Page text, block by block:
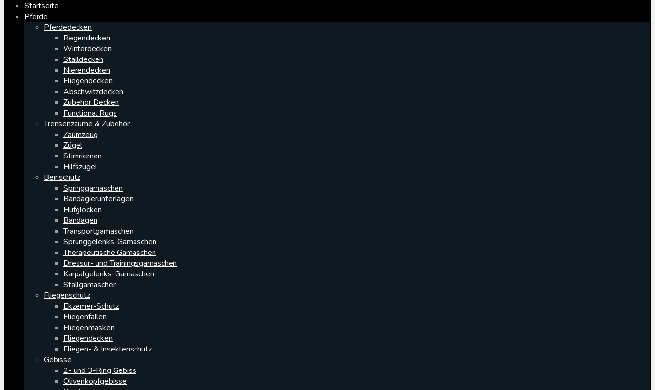
Startseite
Pferde
Pferdedecken
Regendecken
Winterdecken
Stalldecken
Nierendecken
Fliegendecken
Abschwitzdecken
Zubehör Decken
Functional Rugs
Trensenzäume & Zubehör
Zaumzeug
Zügel
Stirnriemen
Hilfszügel
Beinschutz
Springgamaschen
Bandagierunterlagen
Hufglocken
Bandagen
Transportgamaschen
Sprunggelenks-Gamaschen
Therapeutische Gamaschen
Dressur- und Trainingsgamaschen
Karpalgelenks-Gamaschen
Stallgamaschen
Fliegenschutz
Ekzemer-Schutz
Fliegenfallen
Fliegenmasken
Fliegendecken
Fliegen- & Insektenschutz
Gebisse
2- und 3-Ring Gebiss
Olivenkopfgebisse